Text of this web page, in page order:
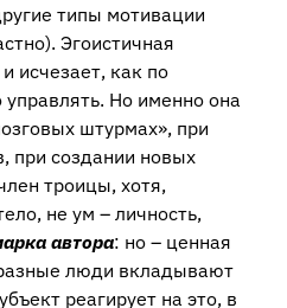
типы мотивации
Эгоистичная
исчезает, как по
Но именно она
штурмах», при
при создании новых
троицы, хотя,
не ум – личность,
автора: но – ценная
разные люди вкладывают
реагирует на это, в